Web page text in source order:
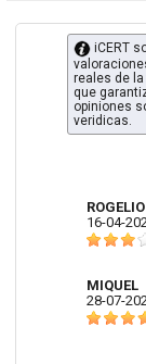
iCERT
reales de
que
opiniones
veridicas.
ROGELIO
16-04-
MIQUEL
28-07-